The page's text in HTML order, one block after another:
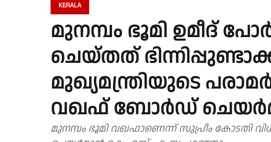
KERALA
മുനമ്പം ഭൂമി ഉമീദ്
ചെയ്തത്
മുഖ്യമന്ത്രിയുടെ
വഖഫ് ബോർഡ്
മുനമ്പം ഭൂമി വഖഫാണെന്ന് സുപ്രീം കോടതി